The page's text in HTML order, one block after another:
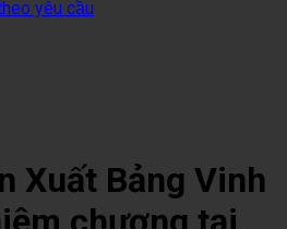
yêu cầu
Xuất Bảng Vinh